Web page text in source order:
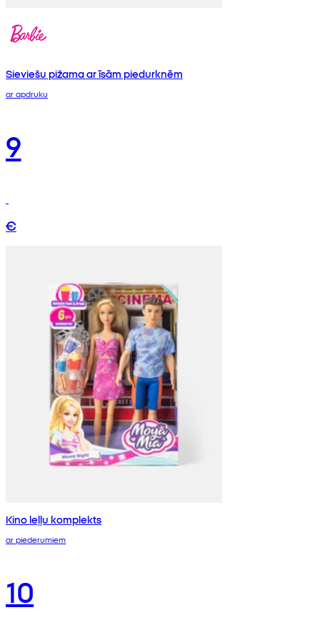
Sieviešu pižama ar īsām piedurknēm
ar apdruku
9
€
Kino leļļu komplekts
ar piederumiem
10